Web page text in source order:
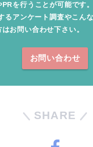
を行うことが可能です。
るアンケート調査やこん
お問い合わせ下さい。
お問い合わせ
SHARE